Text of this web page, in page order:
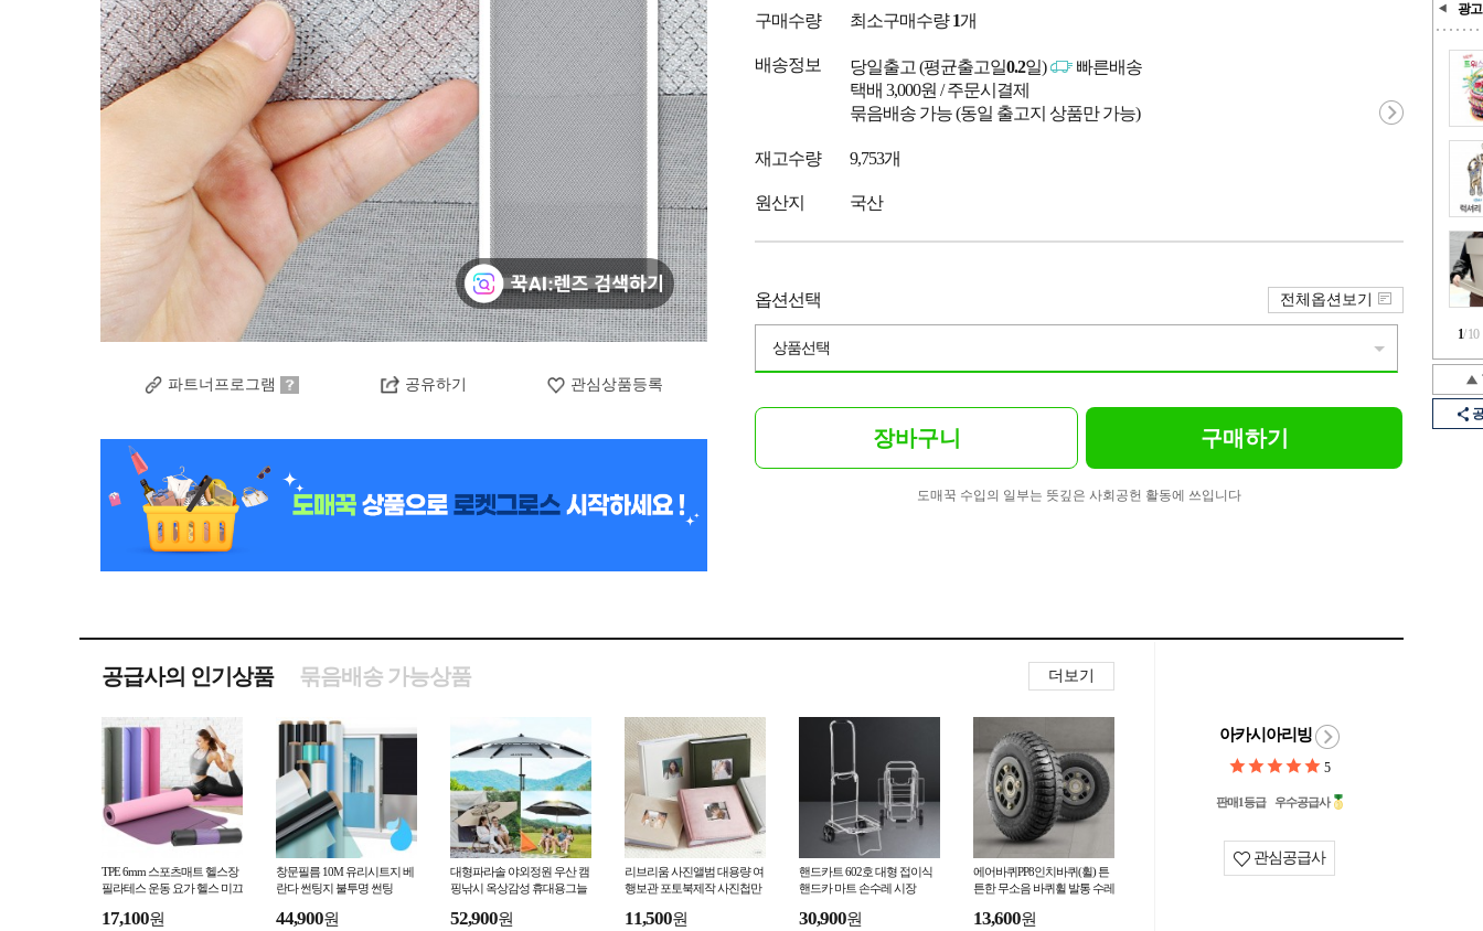
광고
1/10
파트너프로그램 공유하기 관심상품등록
구매수량 최소구매수량1개
배송정보 당일출고 (평균출고일0.2일)
빠른배송
택배 3,000원 / 주문시결제
묶음배송 가능 (동일 출고지 상품만 가능)
재고수량 9,753개
원산지 국산
옵션선택
상품선택
전체옵션보기
장바구니 구매하기
도매꾹 수입의 일부는 뜻깊은 사회공헌 활동에 쓰입니다
공급사의 인기상품 더보기
묶음배송 가능상품
TPE 6mm 스포츠매트 헬스장
필라테스 운동 요가 헬스 미끄
17,100원
창문필름 10M 유리시트지 베
란다 썬팅지 불투명 썬팅
44,900원
대형파라솔 야외정원 우산 캠
핑낚시 옥상감성 휴대용그늘
52,900원
리브리움 사진앨범 대용량 여
행보관 포토북제작 사진첩만
11,500원
핸드카트 602호 대형 접이식
핸드카 마트 손수레 시장
30,900원
에어바퀴PP8인치바퀴(휠) 튼
튼한 무소음 바퀴휠 발통 수레
13,600원
아카시아리빙
5
판매1등급 우수공급사
관심공급사